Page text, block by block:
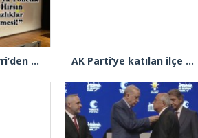
Şadi Yazıcı, “Silivri’den alınan talimatla hakkımda karalama kampanyası yürütülüyor” AK Parti’ye katılan ilçe belediye başkanlarından İl Başkanı Özdemir’e ziyaret